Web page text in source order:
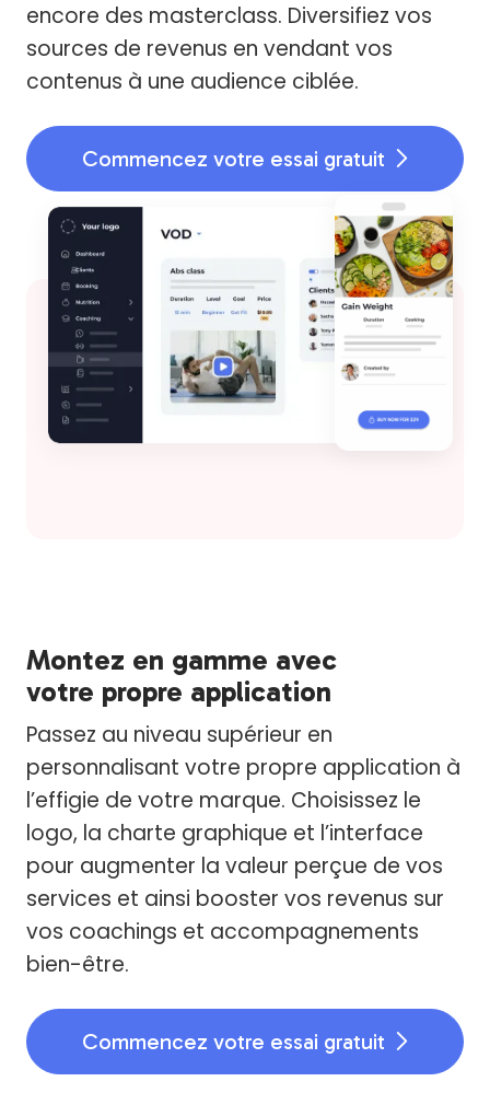
encore des masterclass. Diversifiez vos
sources de revenus en vendant vos
contenus à une audience ciblée.
Commencez votre essai gratuit 
Montez en gamme avec
votre propre application
Passez au niveau supérieur en
personnalisant votre propre application à
l’effigie de votre marque. Choisissez le
logo, la charte graphique et l’interface
pour augmenter la valeur perçue de vos
services et ainsi booster vos revenus sur
vos coachings et accompagnements
bien-être.
Commencez votre essai gratuit 